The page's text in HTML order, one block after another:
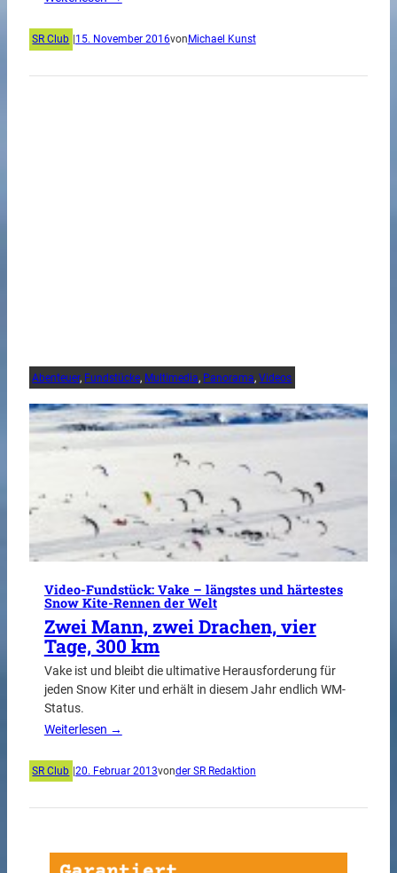
SR Club 15. November 2016von Michael Kunst
Abenteuer, Fundstücke, Multimedia, Panorama, Videos
Video-Fundstück: Vake – längstes und härtestes
Snow Kite-Rennen der Welt
Zwei Mann, zwei Drachen, vier
Tage, 300 km
Vake ist und bleibt die ultimative Herausforderung für
jeden Snow Kiter und erhält in diesem Jahr endlich WM-
Status.
Weiterlesen →
SR Club 20. Februar 2013vonder SR Redaktion